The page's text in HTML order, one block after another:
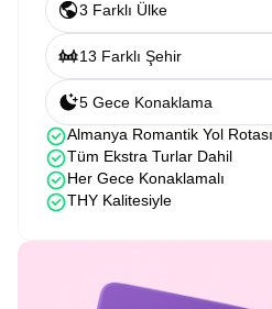
3 Farklı Ülke
13 Farklı Şehir
5 Gece Konaklama
Almanya Romantik Yol
Tüm Ekstra Turlar Dahil
Her Gece Konaklamalı
THY Kalitesiyle